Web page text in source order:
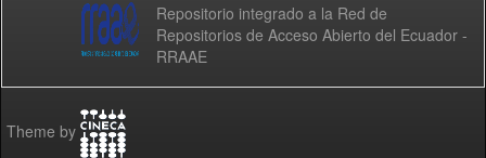
Repositorio integrado a la Red de
Repositorios de Acceso Abierto del Ecuador -
RRAAE
Theme by